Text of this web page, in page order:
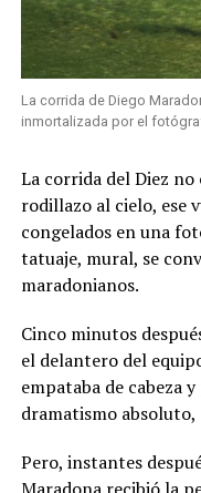
La corrida de Diego
inmortalizada por el
La corrida del Diez
rodillazo al cielo, ese
congelados en una
tatuaje, mural, se
maradonianos.
Cinco minutos
el delantero del
empataba de cabeza
dramatismo
Pero, instantes